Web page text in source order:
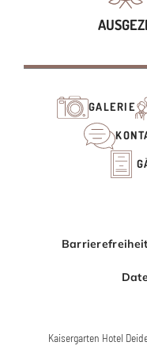
GALERIE
Barrierefreiheit
Kaisergarten Hotel